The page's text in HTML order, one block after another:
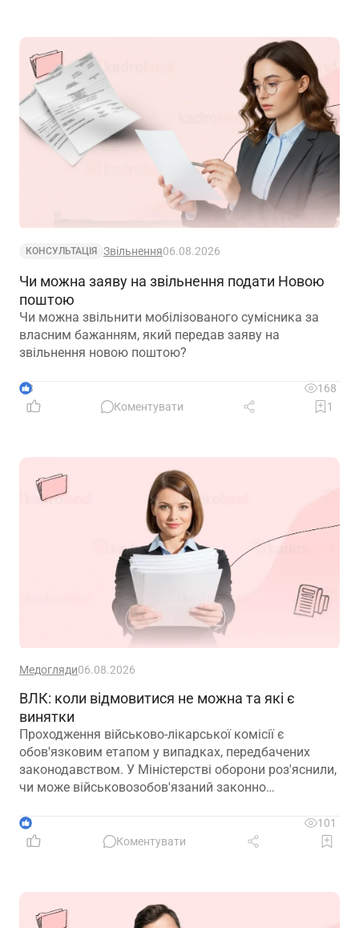
КОНСУЛЬТАЦІЯ Звільнення06.08.2026
Чи можна заяву на звільнення подати Новою
поштою
Чи можна звільнити мобілізованого сумісника за
власним бажанням, який передав заяву на
звільнення новою поштою?
3
168
Коментувати
1
Медогляди06.08.2026
ВЛК: коли відмовитися не можна та які є
винятки
Проходження військово-лікарської комісії є
обов'язковим етапом у випадках, передбачених
законодавством. У Міністерстві оборони роз'яснили,
чи може військовозобов'язаний законно
матиме така відмова та що робити, якщо особа не
погоджується з направленням на ВЛК
1
101
Коментувати